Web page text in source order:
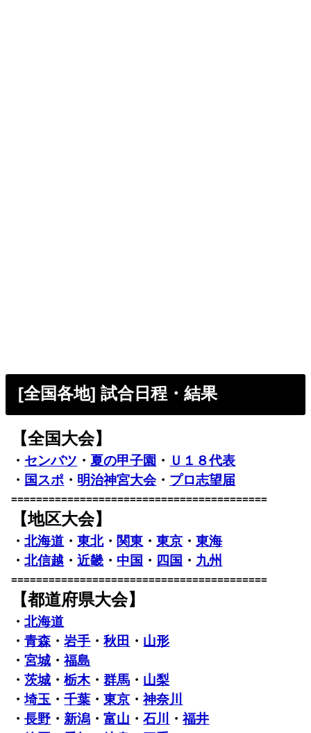
[全国各地] 試合日程・結果
【全国大会】
・ センバツ ・ 夏の甲子園 ・ Ｕ１８代表
・ 国スポ ・ 明治神宮大会・ プロ志望届
=========================================
【地区大会】
・北海道 ・東北・ 関東 ・東京 ・東海
・北信越 ・近畿 ・ 中国 ・ 四国 ・ 九州
=========================================
【都道府県大会】
・北海道
・青森 ・岩手 ・秋田 ・ 山形
・宮城 ・福島
・茨城 ・栃木・群馬 ・ 山梨
・埼玉 ・千葉 ・東京 ・神奈川
・長野 ・ 新潟 ・富山 ・石川 ・福井